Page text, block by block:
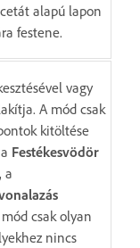
alapú lapon
festene.
vagy
A mód csak
kitöltése
Festékesvödör
, a
csak olyan
nincs